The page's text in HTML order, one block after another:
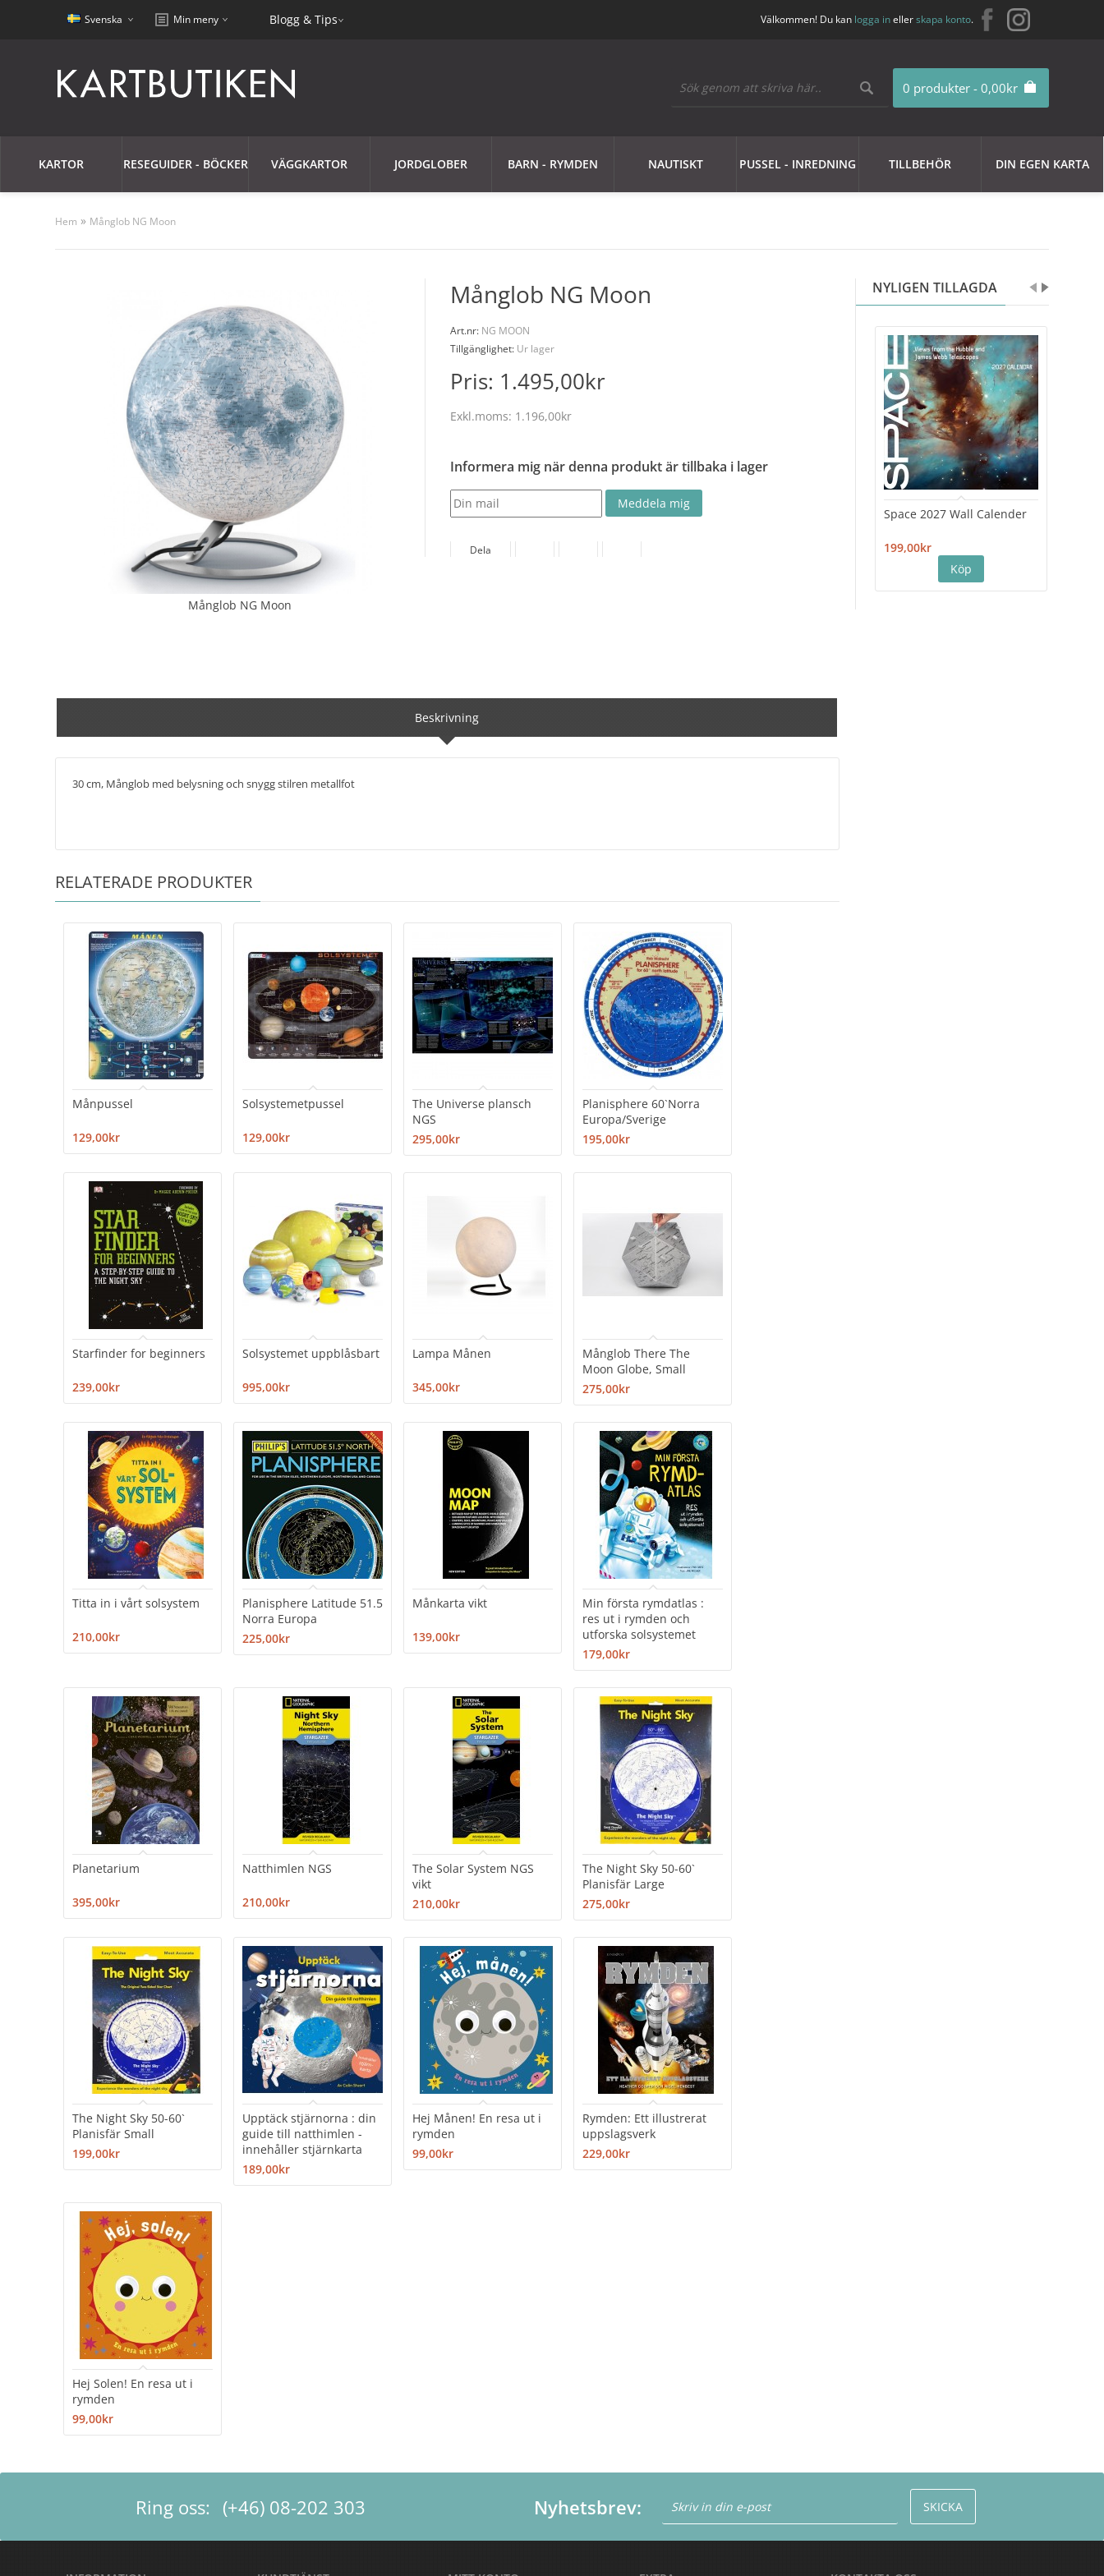
Svenska Min meny Blogg & Tips Välkommen! Du kan logga inellerskapa konto.
0 produkter - 0,00kr
KARTOR RESEGUIDER - BÖCKER VÄGGKARTOR JORDGLOBER BARN - RYMDEN NAUTISKT PUSSEL - INREDNING TILLBEHÖR DIN EGEN KARTA
Hem » Månglob NG Moon
NYLIGEN TILLAGDA
Space 2027 Wall Calender
199,00kr
Månglob NG Moon
Månglob NG Moon
Art.nr: NG MOON
Tillgänglighet: Ur lager
Pris: 1.495,00kr
Exkl.moms: 1.196,00kr
Informera mig när denna produkt är tillbaka i lager
Dela
Beskrivning
30 cm, Månglob med belysning och snygg stilren metallfot
RELATERADE PRODUKTER
Månpussel
129,00kr
Solsystemetpussel
129,00kr
The Universe plansch
NGS
295,00kr
Planisphere 60`Norra
Europa/Sverige
195,00kr
Starfinder for beginners
239,00kr
Solsystemet uppblåsbart
995,00kr
Lampa Månen
345,00kr
Månglob There The
Moon Globe, Small
275,00kr
Titta in i vårt solsystem
210,00kr
Planisphere Latitude 51.5
Norra Europa
225,00kr
Månkarta vikt
139,00kr
Min första rymdatlas :
res ut i rymden och
utforska solsystemet
179,00kr
Planetarium
395,00kr
Natthimlen NGS
210,00kr
The Solar System NGS
vikt
210,00kr
The Night Sky 50-60`
Planisfär Large
275,00kr
The Night Sky 50-60`
Planisfär Small
199,00kr
Upptäck stjärnorna : din
guide till natthimlen -
innehåller stjärnkarta
189,00kr
Hej Månen! En resa ut i
rymden
99,00kr
Rymden: Ett illustrerat
uppslagsverk
229,00kr
Hej Solen! En resa ut i
rymden
99,00kr
Ring oss: (+46) 08-202 303 Nyhetsbrev: